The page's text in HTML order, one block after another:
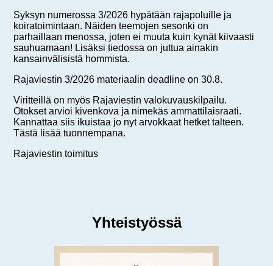
Syksyn numerossa 3/2026 hypätään rajapoluille ja
koiratoimintaan. Näiden teemojen sesonki on
parhaillaan menossa, joten ei muuta kuin kynät kiivaasti
sauhuamaan! Lisäksi tiedossa on juttua ainakin
kansainvälisistä hommista.
Rajaviestin 3/2026 materiaalin deadline on 30.8.
Viritteillä on myös Rajaviestin valokuvauskilpailu.
Otokset arvioi kivenkova ja nimekäs ammattilaisraati.
Kannattaa siis ikuistaa jo nyt arvokkaat hetket talteen.
Tästä lisää tuonnempana.
Rajaviestin toimitus
Yhteistyössä